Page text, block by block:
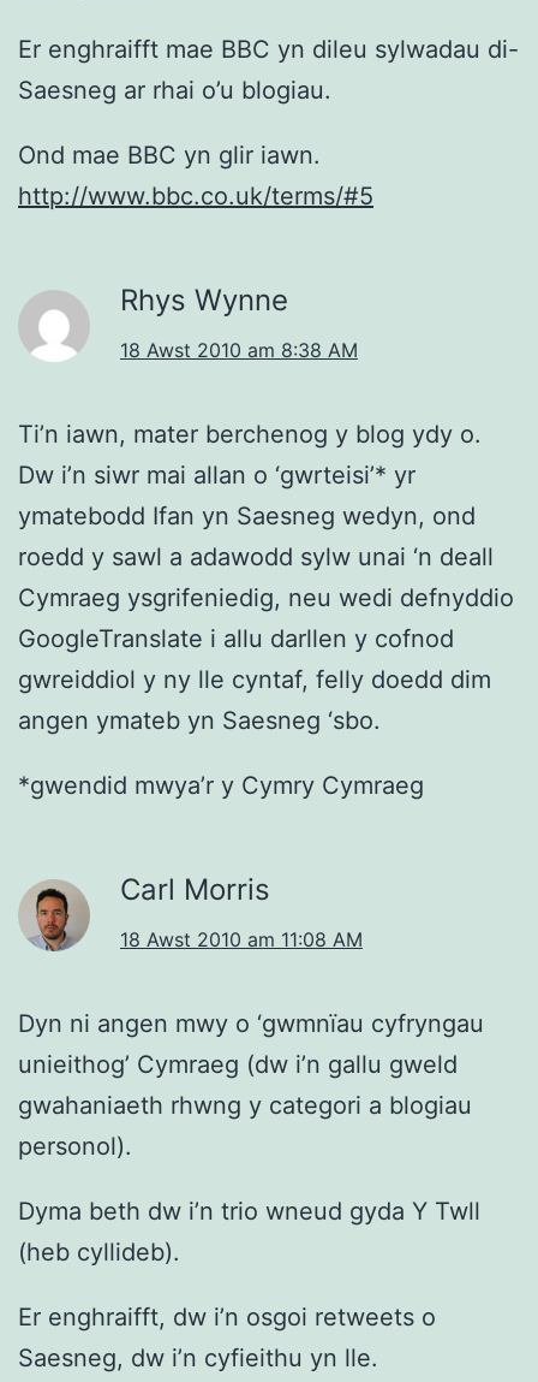
Er enghraifft mae BBC yn dileu sylwadau di-
Saesneg ar rhai o’u blogiau.
Ond mae BBC yn glir iawn.
http://www.bbc.co.uk/terms/#5
Rhys Wynne
18 Awst 2010 am 8:38 AM
Ti’n iawn, mater berchenog y blog ydy o.
Dw i’n siwr mai allan o ‘gwrteisi’* yr
ymatebodd Ifan yn Saesneg wedyn, ond
roedd y sawl a adawodd sylw unai ‘n deall
Cymraeg ysgrifeniedig, neu wedi defnyddio
GoogleTranslate i allu darllen y cofnod
gwreiddiol y ny lle cyntaf, felly doedd dim
angen ymateb yn Saesneg ‘sbo.
*gwendid mwya’r y Cymry Cymraeg
Carl Morris
18 Awst 2010 am 11:08 AM
Dyn ni angen mwy o ‘gwmnïau cyfryngau
unieithog’ Cymraeg (dw i’n gallu gweld
gwahaniaeth rhwng y categori a blogiau
personol).
Dyma beth dw i’n trio wneud gyda Y Twll
(heb cyllideb).
Er enghraifft, dw i’n osgoi retweets o
Saesneg, dw i’n cyfieithu yn lle.